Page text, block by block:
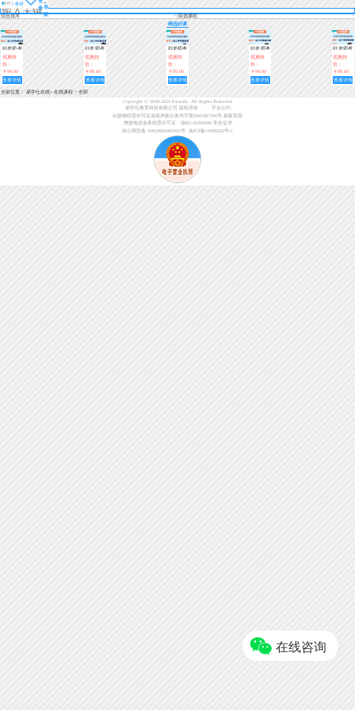
考研
登
录导
航
综合排序
筛选课程
精选好课
好老师考
研真题全
解班（英
语二）近
三年真题
全解
优惠特
价：
￥99.00
查看详情
好老师考
研真题全
解班（英
语一）近
三年真题
全解
优惠特
价：
￥99.00
查看详情
好老师考
研真题全
解班（数
学三）近
三年真题
全解
优惠特
价：
￥99.00
查看详情
好老师考
研真题全
解班（数
学二）近
三年真题
全解
优惠特
价：
￥99.00
查看详情
好老师考
研真题全
解班（数
学一）近
三年真题
全解
优惠特
价：
￥99.00
查看详情
当前位置：易学仕在线> 在线课程 > 全部
Copyright © 2018-2024 Exueshi. All Rights Reserved.
易学仕教育科技有限公司 版权所有
平台公约
出版物经营许可证渝南岸新出发书字第5001087306号
刷新页面
增值电信业务经营许可证：渝B2-20200188 安全证书
渝公网安备 50010802003061号
渝ICP备15008282号-1